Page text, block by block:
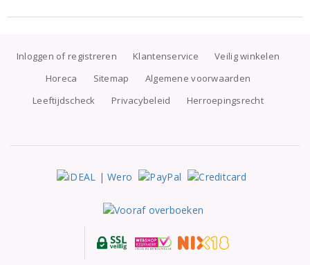
Inloggen of registreren Klantenservice
Veilig winkelen
Horeca
Sitemap
Algemene voorwaarden
Leeftijdscheck
Privacybeleid Herroepingsrecht